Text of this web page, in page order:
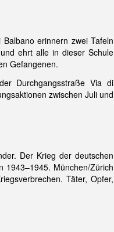
erinnern zwei Tafeln
ehrt alle in dieser Schule
Gefangenen.
Durchgangsstraße Via di
zwischen Juli und
Der Krieg der deutschen
1943–1945. München/Zürich
Täter, Opfer,